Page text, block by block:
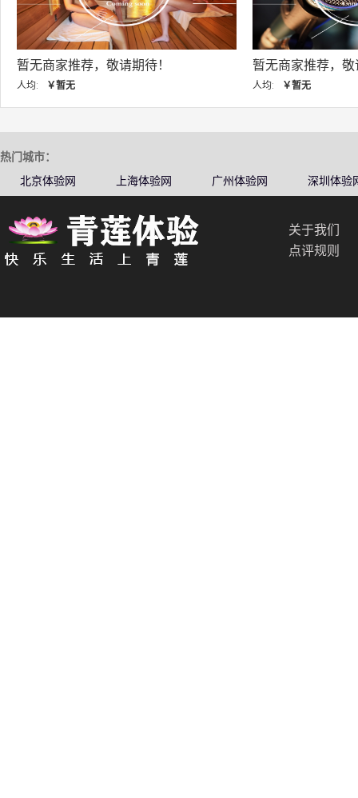
暂无商家推荐，敬请期待！
人均: ￥暂无
暂无商家推荐，
人均: ￥暂无
热门城市：
北京体验网
上海体验网 广州体验网 深圳体验
关于我们
点评规则